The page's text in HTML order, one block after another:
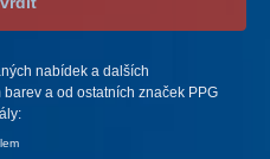
nabídek a dalších
a od ostatních značek PPG